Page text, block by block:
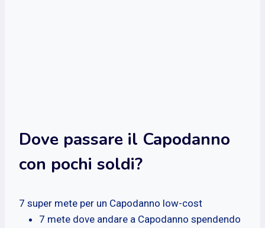
Dove passare il Capodanno
con pochi soldi?
7 super mete per un Capodanno low-cost
7 mete dove andare a Capodanno spendendo